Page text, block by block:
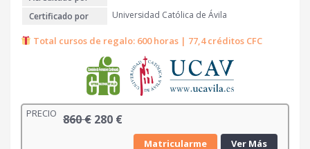
Certificado por
Universidad Católica de Ávila
Total cursos de regalo: 600 horas | 77,4 créditos CFC
PRECIO 860€ E
280 €E
Matricularme Ver Más